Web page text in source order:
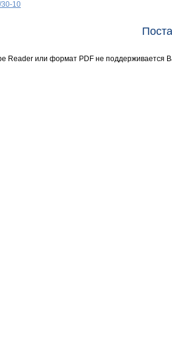
30-10
Reader или формат PDF не поддерживается